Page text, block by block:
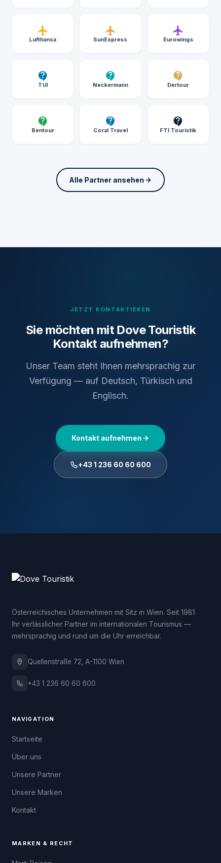
Lufthansa SunExpress Eurowings
TUI Neckermann Dertour
Bentour Coral Travel FTI Touristik
Alle Partner ansehen
JETZT KONTAKTIEREN
Sie möchten mit Dove Touristik
Kontakt aufnehmen?
Unser Team steht Ihnen mehrsprachig zur
Verfügung — auf Deutsch, Türkisch und
Englisch.
Kontakt aufnehmen
+43 1 236 60 60 600
Österreichisches Unternehmen mit Sitz in Wien. Seit 1981
Ihr verlässlicher Partner im internationalen Tourismus —
mehrsprachig und rund um die Uhr erreichbar.
Quellenstraße 72, A-1100 Wien
+43 1 236 60 60 600
NAVIGATION
Startseite
Über uns
Unsere Partner
Unsere Marken
Kontakt
MARKEN & RECHT